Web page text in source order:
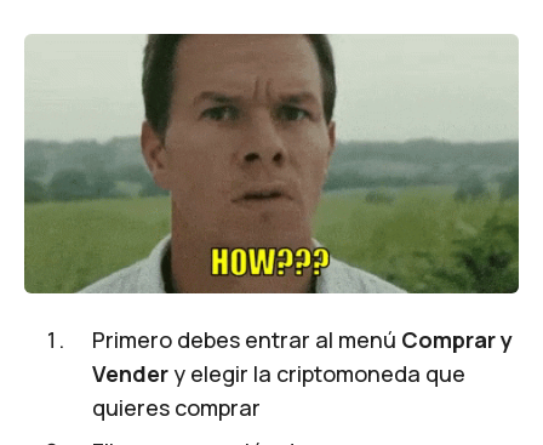
Primero debes entrar al menú Comprar y
Vender y elegir la criptomoneda que
quieres comprar